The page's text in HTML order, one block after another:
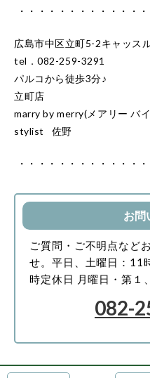
・・・・・・・・・・・・
広島市中区立町5-2キャッス
tel．082-259-3291
パルコから徒歩3分♪
立町店
marry by merry(メアリー バ
stylist 佐野
・・・・・・・・・・・・
お問
ご質問・ご不明点など
せ。 平日、土曜日：11
時定休日 月曜日・第１
082-